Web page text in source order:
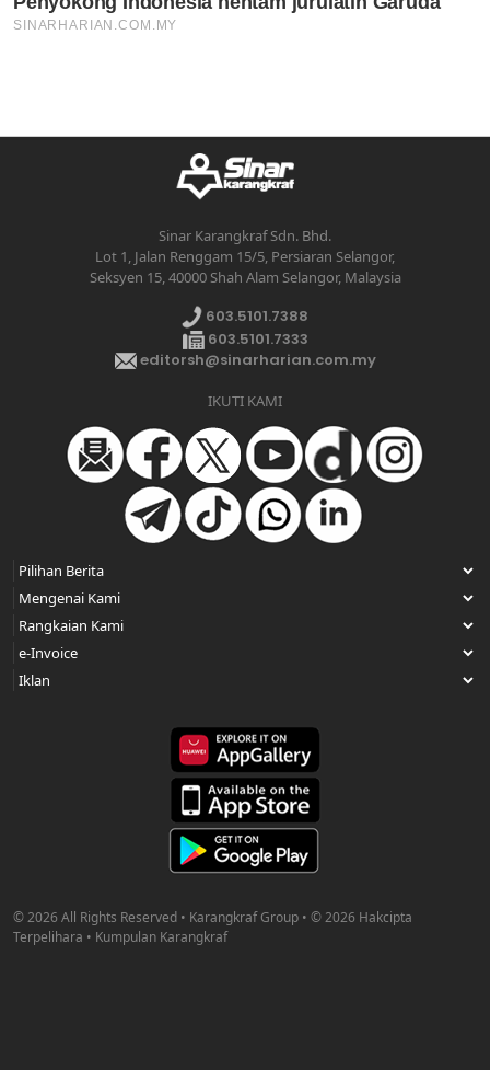
Sinar Karangkraf Sdn. Bhd.
Lot 1, Jalan Renggam 15/5, Persiaran Selangor,
Seksyen 15, 40000 Shah Alam Selangor, Malaysia
603.5101.7388
603.5101.7333
editorsh@sinarharian.com.my
IKUTI KAMI
© 2026 All Rights Reserved • Karangkraf Group • © 2026 Hakcipta
Terpelihara • Kumpulan Karangkraf